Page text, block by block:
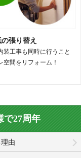
張り替え
装工事も同時に行うこと
空間をリフォーム！
で27周年
由